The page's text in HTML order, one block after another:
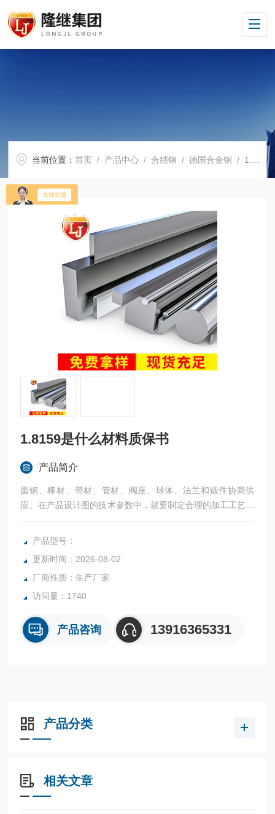
当前位置：首页 / 产品中心 /合结钢 /德国合金钢 / 1.8159是什么材料质保书
1.8159是什么材料质保书
产品简介
圆钢、棒材、带材、管材、阀座、球体、法兰和锻件协商供
应。在产品设计图的技术参数中，就要制定合理的加工工艺、
详细的硬度检查步奏环节。
产品型号：
更新时间：2026-08-02
厂商性质：生产厂家
访问量：1740
产品咨询 13916365331
产品分类
相关文章